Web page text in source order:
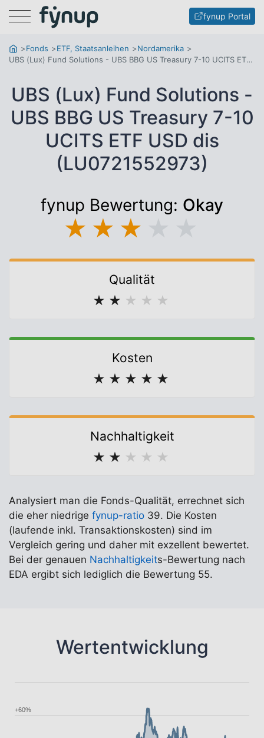
Menu fynup Portal
Fonds ETF, Staatsanleihen
Nordamerika
UBS (Lux) Fund Solutions - UBS BBG US Treasury 7-10 UCITS ETF USD dis
UBS (Lux) Fund Solutions -
UBS BBG US Treasury 7-10
UCITS ETF USD dis
(LU0721552973)
fynup Bewertung: Okay
★ ★ ★
Qualität
★ ★ ★ ★ ★
Kosten
★ ★ ★ ★ ★
Nachhaltigkeit
★ ★ ★ ★ ★
Analysiert man die Fonds-Qualität, errechnet sich
die eher niedrige fynup-ratio 39. Die Kosten
(laufende inkl. Transaktionskosten) sind im
Vergleich gering und daher mit exzellent bewertet.
Bei der genauen Nachhaltigkeits-Bewertung nach
EDA ergibt sich lediglich die Bewertung 55.
Wertentwicklung
+60%